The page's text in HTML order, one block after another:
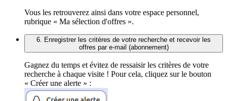
Vous les retrouverez ainsi dans votre espace personnel,
rubrique « Ma sélection d'offres ».
6. Enregistrer les critères de votre recherche et recevoir les
offres par e-mail (abonnement)
Gagnez du temps et évitez de ressaisir les critères de votre
recherche à chaque visite ! Pour cela, cliquez sur le bouton
« Créer une alerte » :